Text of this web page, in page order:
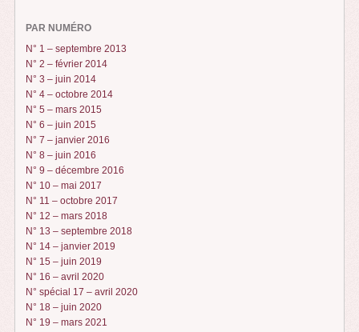
PAR NUMÉRO
N° 1 – septembre 2013
N° 2 – février 2014
N° 3 – juin 2014
N° 4 – octobre 2014
N° 5 – mars 2015
N° 6 – juin 2015
N° 7 – janvier 2016
N° 8 – juin 2016
N° 9 – décembre 2016
N° 10 – mai 2017
N° 11 – octobre 2017
N° 12 – mars 2018
N° 13 – septembre 2018
N° 14 – janvier 2019
N° 15 – juin 2019
N° 16 – avril 2020
N° spécial 17 – avril 2020
N° 18 – juin 2020
N° 19 – mars 2021